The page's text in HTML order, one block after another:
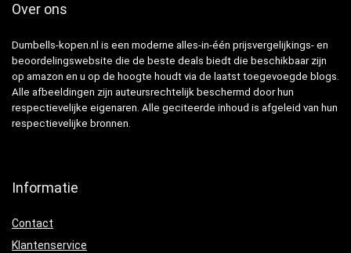
Over ons
Dumbells-kopen.nl is een moderne alles-in-één prijsvergelijkings- en
beoordelingswebsite die de beste deals biedt die beschikbaar zijn
op amazon en u op de hoogte houdt via de laatst toegevoegde blogs.
Alle afbeeldingen zijn auteursrechtelijk beschermd door hun
respectievelijke eigenaren. Alle geciteerde inhoud is afgeleid van hun
respectievelijke bronnen.
Informatie
Contact
Klantenservice